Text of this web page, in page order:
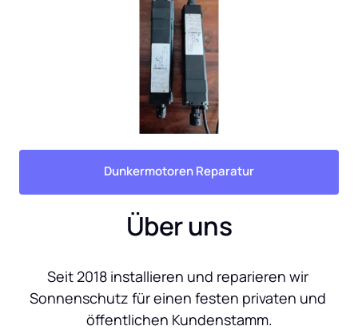
Dunkermotoren Reparatur
Über uns
Seit 2018 installieren und reparieren wir
Sonnenschutz für einen festen privaten und
öffentlichen Kundenstamm.